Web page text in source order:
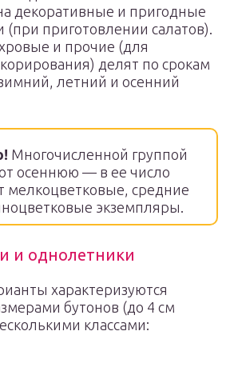
декоративные и пригодные
(при приготовлении салатов).
и прочие (для
делят по срокам
летний и осенний
Многочисленной группой
осеннюю — в ее число
мелкоцветковые, средние
экземпляры.
и однолетники
характеризуются
бутонов (до 4 см
классами: